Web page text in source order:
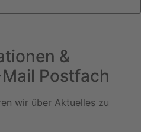
&
Postfach
wir über Aktuelles zu